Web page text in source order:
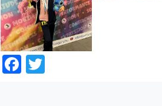
Facebook